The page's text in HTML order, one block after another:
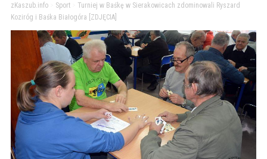
zKaszub.info> Sport> Turniej w Baśkę w Sierakowicach zdominowali Ryszard
Koziróg i Baśka Białogóra [ZDJĘCIA]